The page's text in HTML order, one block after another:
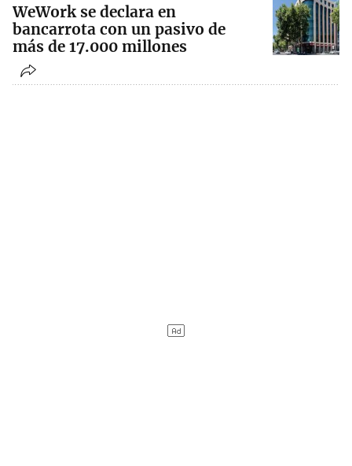
WeWork se declara en
bancarrota con un pasivo de
más de 17.000 millones